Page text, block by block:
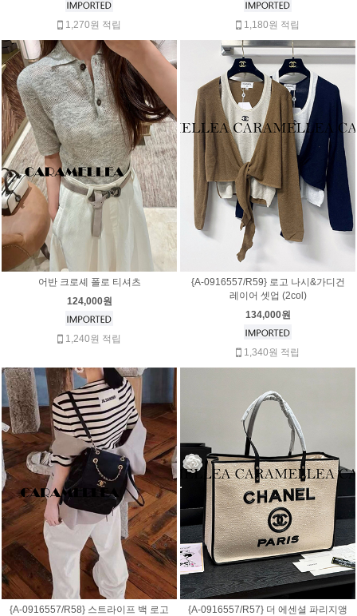
1,270원 적립 1,180원 적립
어반 크로셰 폴로 티셔츠
124,000원
1,240원 적립
{A-0916557/R59} 로고 나시&가디건
레이어 셋업 (2col)
134,000원
1,340원 적립
{A-0916557/R58} 스트라이프 백 로고
{A-0916557/R57} 더 에센셜 파리지앵